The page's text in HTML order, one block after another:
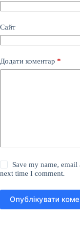
Сайт
Додати коментар *
Save my name,
next time I comment.
Опублікувати